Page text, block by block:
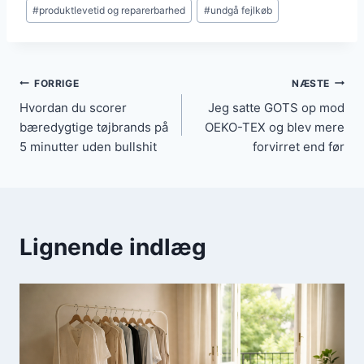
#produktlevetid og reparerbarhed #undgå fejlkøb
Indlægsnavigation
FORRIGE
Hvordan du scorer
bæredygtige tøjbrands på
5 minutter uden bullshit
NÆSTE
Jeg satte GOTS op mod
OEKO-TEX og blev mere
forvirret end før
Lignende indlæg